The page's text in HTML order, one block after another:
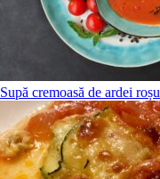
Supă cremoasă de ardei roșu